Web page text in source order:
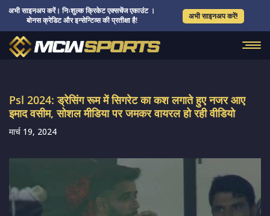
अभी साइनअप करें। निःशुल्क क्रिकेट एक्सचेंज एकाउंट ।
बोनस क्रेडिट और इन्सेन्टिव्स की प्रतीक्षा है!
अभी साइनअप करें!
Psl 2024: ड्रेसिंग रूम में सिगरेट का कश लगाते हुए नजर आए
इमाद वसीम, सोशल मीडिया पर जमकर वायरल हो रही वीडियो
मार्च 19, 2024